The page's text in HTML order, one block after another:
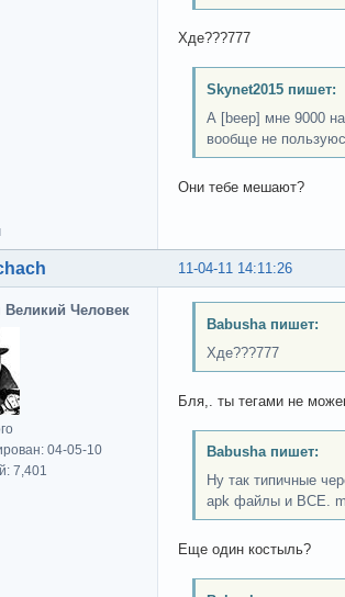
Хде???777
Skynet2015 пишет:
А [beep] мне 9000
вообще не
Они тебе мешают?
11-04-11 14:11:26
Человек
04-05-10
7,401
Babusha пишет:
Хде???777
Бля,. ты тегами не
Babusha пишет:
Ну так типичные
apk файлы и ВСЕ.
Еще один костыль?